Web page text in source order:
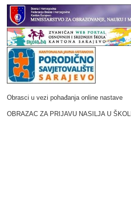
Obrasci u vezi pohađanja online nastave
OBRAZAC ZA PRIJAVU NASILJA U ŠKOLI